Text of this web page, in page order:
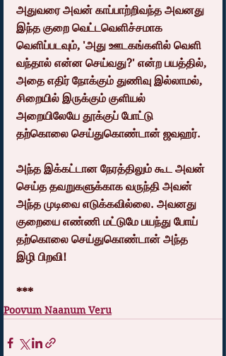
அதுவரை அவன் காப்பாற்றிவந்த அவனது
இந்த குறை வெட்டவெளிச்சமாக
வெளிப்படவும், 'அது ஊடகங்களில் வெளி
வந்தால் என்ன செய்வது?' என்ற பயத்தில்,
அதை எதிர் நோக்கும் துணிவு இல்லாமல்,
சிறையில் இருக்கும் குளியல்
அறையிலேயே தூக்குப் போட்டு
தற்கொலை செய்துகொண்டான் ஜவஹர்.
அந்த இக்கட்டான நேரத்திலும் கூட அவன்
செய்த தவறுகளுக்காக வருந்தி அவன்
அந்த முடிவை எடுக்கவில்லை. அவனது
குறையை எண்ணி மட்டுமே பயந்து போய்
தற்கொலை செய்துகொண்டான் அந்த
இழி பிறவி!
***
Poovum Naanum Veru